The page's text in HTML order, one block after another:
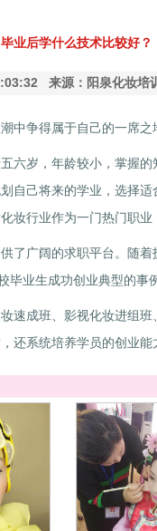
业后学什么技术比较好？
来源：阳泉化妆培
争得属于自己的一席
岁，年龄较小，掌握
己将来的学业，选择
行业作为一门热门职业
广阔的求职平台。随
毕业生成功创业典型的事
速成班、影视化妆进组
系统培养学员的创业能